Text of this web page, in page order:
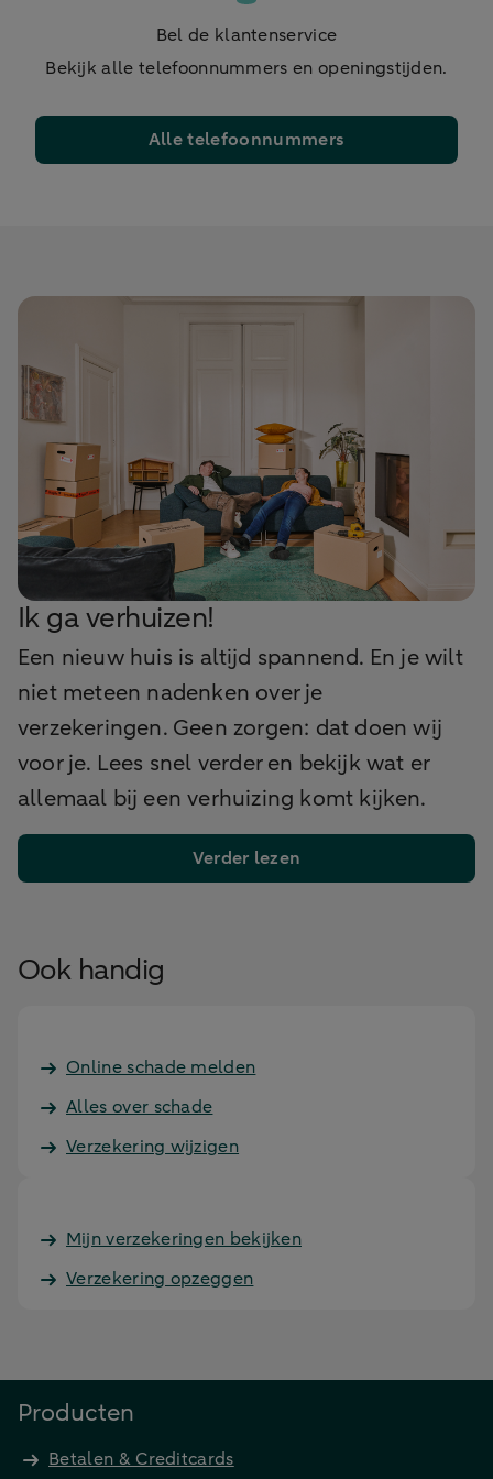
Bel de klantenservice
Bekijk alle telefoonnummers en openingstijden.
Alle telefoonnummers
Ik ga verhuizen!
Een nieuw huis is altijd spannend. En je wilt
niet meteen nadenken over je
verzekeringen. Geen zorgen: dat doen wij
voor je. Lees snel verder en bekijk wat er
allemaal bij een verhuizing komt kijken.
Verder lezen
Ook handig
Online schade melden
Alles over schade
Verzekering wijzigen
Mijn verzekeringen bekijken
Verzekering opzeggen
Producten
Betalen & Creditcards